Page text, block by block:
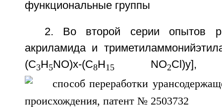
функциональные группы
2. Во второй серии опытов
акриламида и
(C3H5NO)x-(C8H15 NO2Cl)y],